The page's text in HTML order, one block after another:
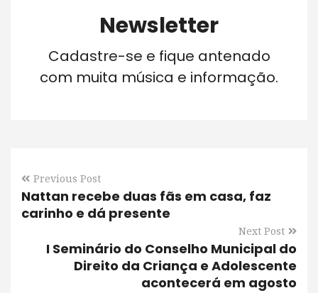
Newsletter
Cadastre-se e fique antenado
com muita música e informação.
Previous Post
Nattan recebe duas fãs em casa, faz
carinho e dá presente
Next Post
I Seminário do Conselho Municipal do
Direito da Criança e Adolescente
acontecerá em agosto